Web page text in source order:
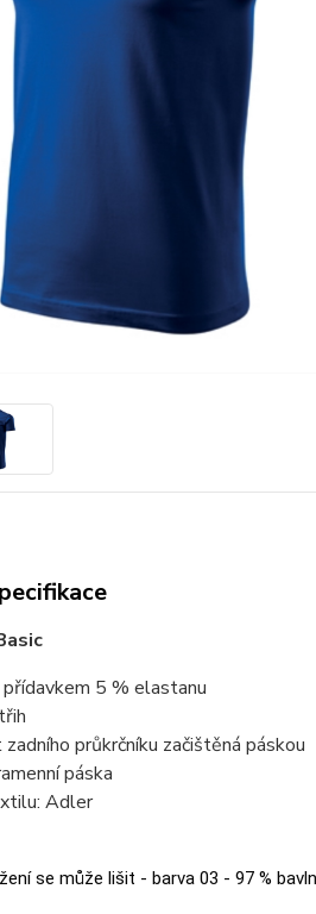
5 % elastanu
průkrčníku začištěná páskou
páska
Adler
se může lišit - barva 03 - 97 %